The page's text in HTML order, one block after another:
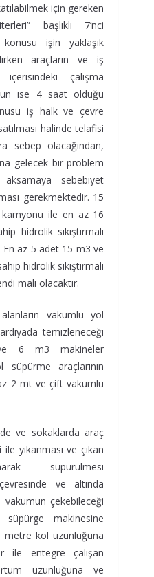
için gereken
başlıklı 7’nci
işin yaklaşık
araçların ve iş
çalışma
ise 4 saat olduğu
iş halk ve çevre
halinde telafisi
sebep olacağından,
gelecek bir problem
sebebiyet
gerekmektedir. 15
kamyonu ile en az 16
hidrolik sıkıştırmalı
En az 5 adet 15 m3 ve
hidrolik sıkıştırmalı
malı olacaktır.
vakumlu yol
temizleneceği
6 m3 makineler
süpürme araçlarının
2 mt ve çift vakumlu
ve sokaklarda araç
yıkanması ve çıkan
süpürülmesi
ve altında
vakumun çekebileceği
makinesine
kol uzunluğuna
entegre çalışan
uzunluğuna ve